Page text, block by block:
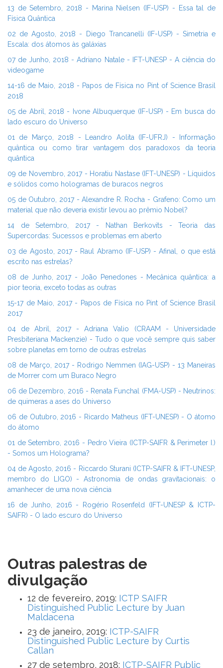
13 de Setembro, 2018 - Marina Nielsen (IF-USP) - Essa tal de
Física Quântica
02 de Agosto, 2018 - Diego Trancanelli (IF-USP) - Simetria e
Escala: dos átomos às galáxias
07 de Junho, 2018 - Adriano Natale - IFT-UNESP - A ciência do
videogame
14-16 de Maio, 2018 - Papos de Física no Pint of Science Brasil
2018
05 de Abril, 2018 - Ivone Albuquerque (IF-USP) - Em busca do
lado escuro do Universo
01 de Março, 2018 - Leandro Aolita (IF-UFRJ) - Informação
quântica ou como tirar vantagem dos paradoxos da teoria
quântica
09 de Novembro, 2017 - Horatiu Nastase (IFT-UNESP) - Líquidos
e sólidos como hologramas de buracos negros
05 de Outubro, 2017 - Alexandre R. Rocha - Grafeno: Como um
material que não deveria existir levou ao prêmio Nobel?
14 de Setembro, 2017 - Nathan Berkovits - Teoria das
Supercordas: Sucessos e problemas em aberto
03 de Agosto, 2017 - Raul Abramo (IF-USP) - Afinal, o que está
escrito nas estrelas?
08 de Junho, 2017 - João Penedones - Mecânica quântica: a
pior teoria, exceto todas as outras
15-17 de Maio, 2017 - Papos de Física no Pint of Science Brasil
2017
04 de Abril, 2017 - Adriana Valio (CRAAM - Universidade
Presbiteriana Mackenzie) - Tudo o que você sempre quis saber
sobre planetas em torno de outras estrelas
08 de Março, 2017 - Rodrigo Nemmen (IAG-USP) - 13 Maneiras
de Morrer com um Buraco Negro
06 de Dezembro, 2016 - Renata Funchal (FMA-USP) - Neutrinos:
de quimeras a ases do Universo
06 de Outubro, 2016 - Ricardo Matheus (IFT-UNESP) - O átomo
do átomo
01 de Setembro, 2016 - Pedro Vieira (ICTP-SAIFR & Perimeter I.)
- Somos um Holograma?
04 de Agosto, 2016 - Riccardo Sturani (ICTP-SAIFR & IFT-UNESP,
membro do LIGO) - Astronomia de ondas gravitacionais: o
amanhecer de uma nova ciência
16 de Junho, 2016 - Rogério Rosenfeld (IFT-UNESP & ICTP-
SAIFR) - O lado escuro do Universo
Outras palestras de
divulgação
12 de fevereiro, 2019: ICTP SAIFR
Distinguished Public Lecture by Juan
Maldacena
23 de janeiro, 2019: ICTP-SAIFR
Distinguished Public Lecture by Curtis
Callan
27 de setembro, 2018: ICTP-SAIFR Public